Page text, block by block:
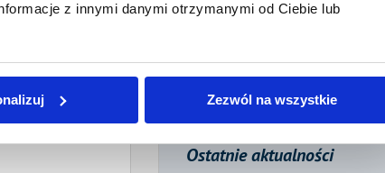
z innymi danymi otrzymanymi od Ciebie lub
Zezwól na wszystkie
Ostatnie aktualności